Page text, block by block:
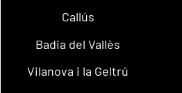
Callús
Badia del Vallès
Vilanova i la Geltrú